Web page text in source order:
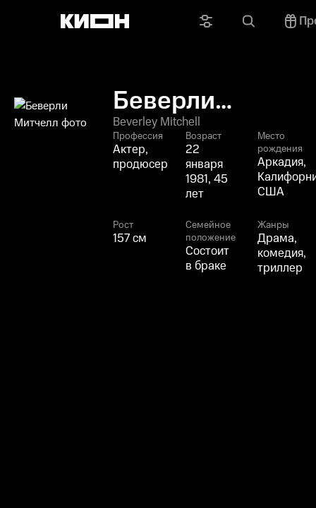
Беверли
Митчелл
Beverley Mitchell
Профессия
Актер,
продюсер
Возраст
22
января
1981, 45
лет
Место
рождения
Аркадия,
США
Рост
157 см
Семейное
положение
Состоит
в браке
Жанры
Драма,
комедия,
триллер